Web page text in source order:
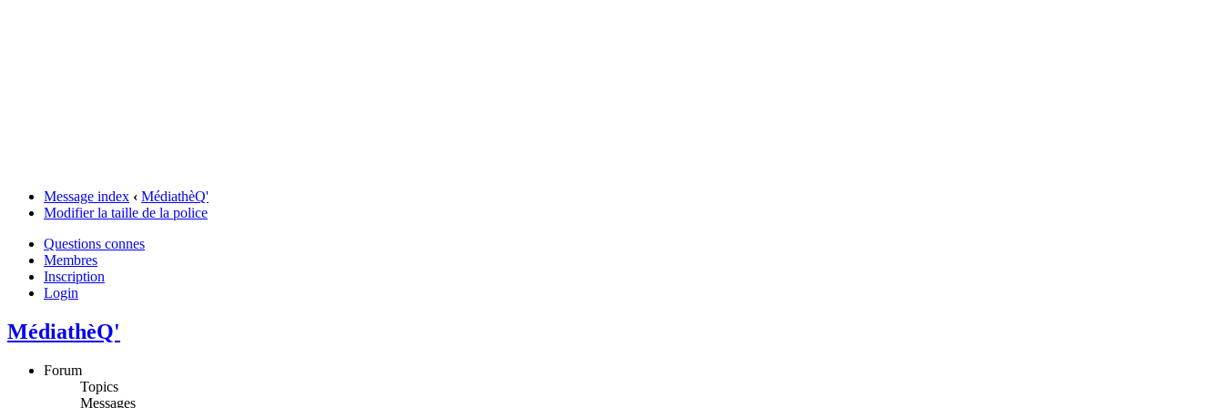
Message index ‹ MédiathèQ'
Modifier la taille de la police
Questions connes
Membres
Inscription
Login
MédiathèQ'
Forum
Topics
Messages